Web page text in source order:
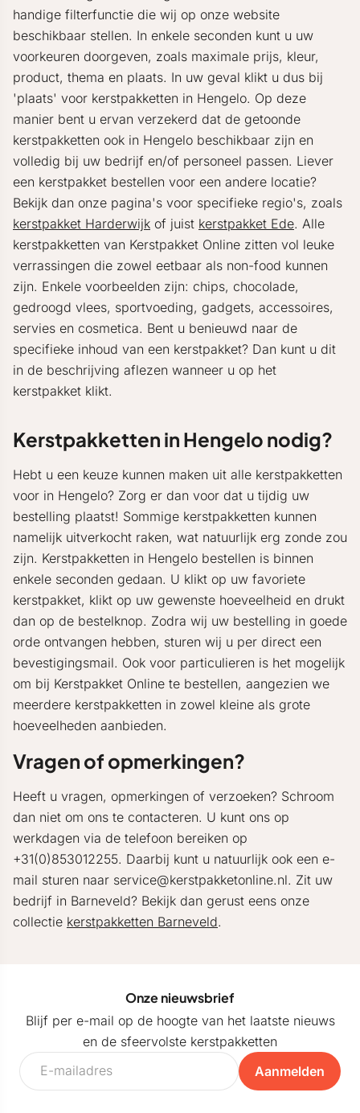
handige filterfunctie die wij op onze website
beschikbaar stellen. In enkele seconden kunt u uw
voorkeuren doorgeven, zoals maximale prijs, kleur,
product, thema en plaats. In uw geval klikt u dus bij
'plaats' voor kerstpakketten in Hengelo. Op deze
manier bent u ervan verzekerd dat de getoonde
kerstpakketten ook in Hengelo beschikbaar zijn en
volledig bij uw bedrijf en/of personeel passen. Liever
een kerstpakket bestellen voor een andere locatie?
Bekijk dan onze pagina's voor specifieke regio's, zoals
kerstpakket Harderwijk of juist kerstpakket Ede. Alle
kerstpakketten van Kerstpakket Online zitten vol leuke
verrassingen die zowel eetbaar als non-food kunnen
zijn. Enkele voorbeelden zijn: chips, chocolade,
gedroogd vlees, sportvoeding, gadgets, accessoires,
servies en cosmetica. Bent u benieuwd naar de
specifieke inhoud van een kerstpakket? Dan kunt u dit
in de beschrijving aflezen wanneer u op het
kerstpakket klikt.
Kerstpakketten in Hengelo nodig?
Hebt u een keuze kunnen maken uit alle kerstpakketten
voor in Hengelo? Zorg er dan voor dat u tijdig uw
bestelling plaatst! Sommige kerstpakketten kunnen
namelijk uitverkocht raken, wat natuurlijk erg zonde zou
zijn. Kerstpakketten in Hengelo bestellen is binnen
enkele seconden gedaan. U klikt op uw favoriete
kerstpakket, klikt op uw gewenste hoeveelheid en drukt
dan op de bestelknop. Zodra wij uw bestelling in goede
orde ontvangen hebben, sturen wij u per direct een
bevestigingsmail. Ook voor particulieren is het mogelijk
om bij Kerstpakket Online te bestellen, aangezien we
meerdere kerstpakketten in zowel kleine als grote
hoeveelheden aanbieden.
Vragen of opmerkingen?
Heeft u vragen, opmerkingen of verzoeken? Schroom
dan niet om ons te contacteren. U kunt ons op
werkdagen via de telefoon bereiken op
+31(0)853012255. Daarbij kunt u natuurlijk ook een e-
mail sturen naar service@kerstpakketonline.nl. Zit uw
bedrijf in Barneveld? Bekijk dan gerust eens onze
collectie kerstpakketten Barneveld.
Onze nieuwsbrief
Blijf per e-mail op de hoogte van het laatste nieuws
en de sfeervolste kerstpakketten
Aanmelden